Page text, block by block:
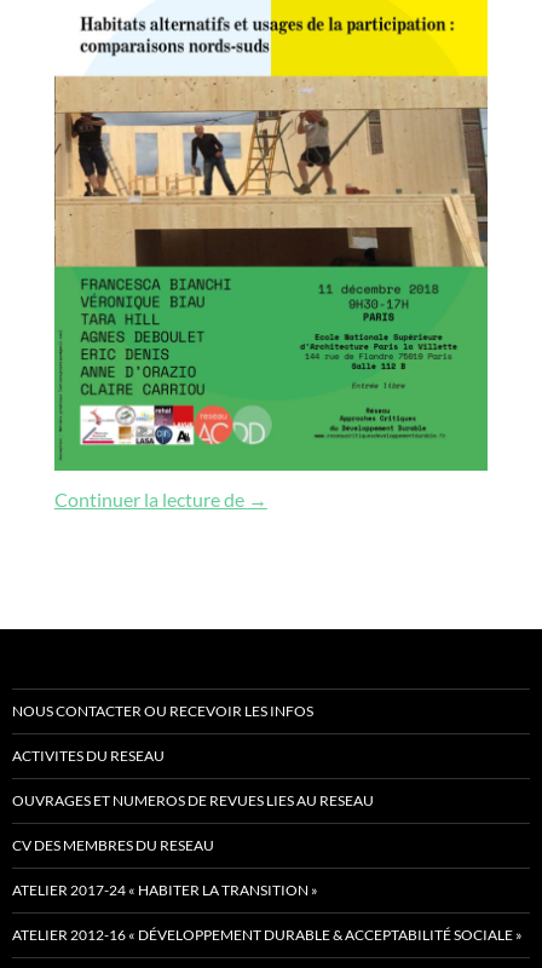
Continuer la lecture de Habitats alternatifs et usages de
→
NOUS CONTACTER OU RECEVOIR LES INFOS
ACTIVITES DU RESEAU
OUVRAGES ET NUMEROS DE REVUES LIES AU RESEAU
CV DES MEMBRES DU RESEAU
ATELIER 2017-24 « HABITER LA TRANSITION »
ATELIER 2012-16 « DÉVELOPPEMENT DURABLE & ACCEPTABILITÉ SOCIALE »